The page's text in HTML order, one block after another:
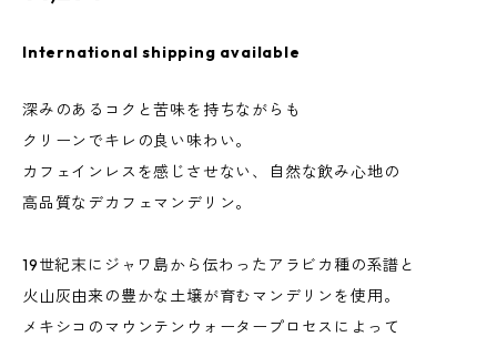
International shipping available
深みのあるコクと苦味を持ちながらも
クリーンでキレの良い味わい。
カフェインレスを感じさせない、自然な飲み心地の
高品質なデカフェマンデリン。
19世紀末にジャワ島から伝わったアラビカ種の系譜と
火山灰由来の豊かな土壌が育むマンデリンを使用。
メキシコのマウンテンウォータープロセスによって